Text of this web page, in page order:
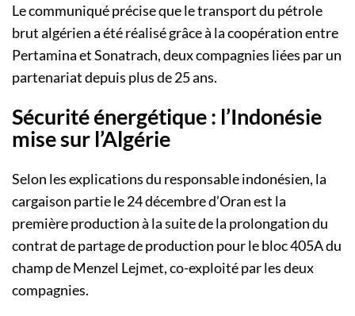
Le communiqué précise que le transport du pétrole
brut algérien a été réalisé grâce à la coopération entre
Pertamina et Sonatrach, deux compagnies liées par un
partenariat depuis plus de 25 ans.
Sécurité énergétique : l’Indonésie
mise sur l’Algérie
Selon les explications du responsable indonésien, la
cargaison partie le 24 décembre d’Oran est la
première production à la suite de la prolongation du
contrat de partage de production pour le bloc 405A du
champ de Menzel Lejmet, co-exploité par les deux
compagnies.